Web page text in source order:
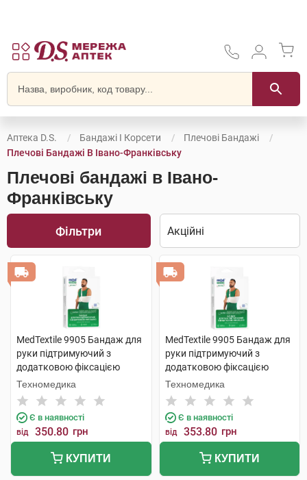
Аптека D.S. Бандажі І Корсети
Плечові Бандажі
Плечові Бандажі В Івано-Франківську
Плечові бандажі в Івано-
Франківську
Фільтри
MedTextile 9905 Бандаж для
руки підтримуючий з
додатковою фіксацією
розмір L 1 шт
Техномедика
Є в наявності
від 350.80 грн
КУПИТИ
MedTextile 9905 Бандаж для
руки підтримуючий з
додатковою фіксацією
розмір M 1 шт
Техномедика
Є в наявності
від 353.80 грн
КУПИТИ